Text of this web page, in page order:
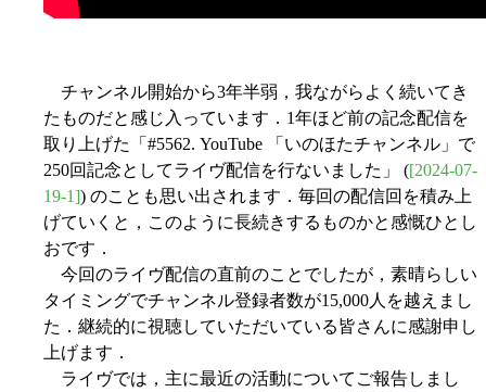
チャンネル開始から3年半弱，我ながらよく続いてき
たものだと感じ入っています．1年ほど前の記念配信を
取り上げた「#5562. YouTube 「いのほたチャンネル」で
250回記念としてライヴ配信を行ないました」 ([2024-07-
19-1]) のことも思い出されます．毎回の配信回を積み上
げていくと，このように長続きするものかと感慨ひとし
おです．
今回のライヴ配信の直前のことでしたが，素晴らしい
タイミングでチャンネル登録者数が15,000人を越えまし
た．継続的に視聴していただいている皆さんに感謝申し
上げます．
ライヴでは，主に最近の活動についてご報告しまし